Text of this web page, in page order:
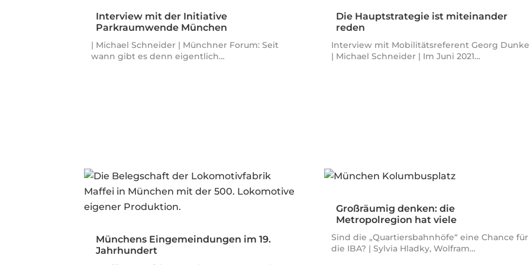
Interview mit der Initiative
Parkraumwende München
| Michael Schneider | Münchner Forum: Seit
wann gibt es denn eigentlich…
Die Hauptstrategie ist miteinander
reden
Interview mit Mobilitätsreferent Georg
| Michael Schneider | Im Juni 2021…
Münchens Eingemeindungen im 19.
Jahrhundert
Großräumig denken: die
Metropolregion hat viele
Sind die „Quartiersbahnhöfe“ eine Chance für
die IBA? | Sylvia Hladky, Wolfram…